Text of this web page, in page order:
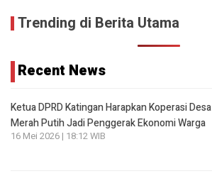
Trending di Berita Utama
Recent News
Ketua DPRD Katingan Harapkan Koperasi Desa
Merah Putih Jadi Penggerak Ekonomi Warga
16 Mei 2026 | 18:12 WIB